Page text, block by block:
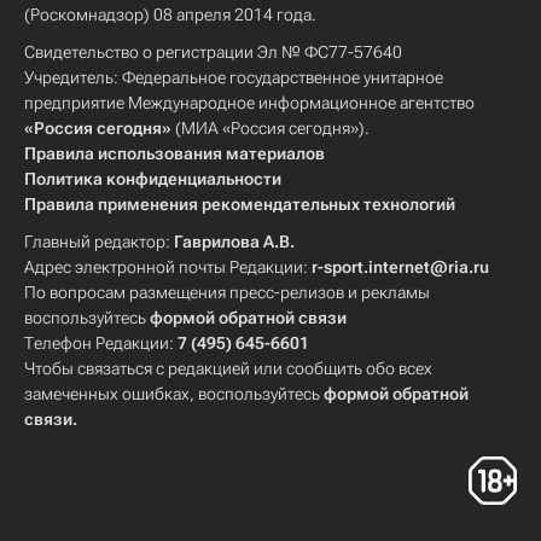
(Роскомнадзор) 08 апреля 2014 года.
Свидетельство о регистрации Эл № ФС77-57640
Учредитель: Федеральное государственное унитарное
предприятие Международное информационное агентство
«Россия сегодня» (МИА «Россия сегодня»).
Правила использования материалов
Политика конфиденциальности
Правила применения рекомендательных технологий
Главный редактор: Гаврилова А.В.
Адрес электронной почты Редакции: r-sport.internet@ria.ru
По вопросам размещения пресс-релизов и рекламы
воспользуйтесьформой обратной связи
Телефон Редакции: 7 (495) 645-6601
Чтобы связаться с редакцией или сообщить обо всех
замеченных ошибках, воспользуйтесьформой обратной
связи.